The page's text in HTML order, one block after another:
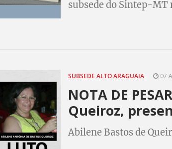
subsede do Sintep-
SUBSEDE ALTO ARAGUAIA 07
NOTA DE
Queiroz,
Abilene Bastos de